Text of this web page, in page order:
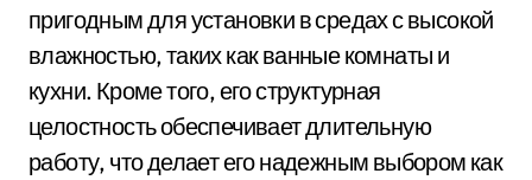
пригодным для установки в средах с высокой
влажностью, таких как ванные комнаты и
кухни. Кроме того, его структурная
целостность обеспечивает длительную
работу, что делает его надежным выбором как